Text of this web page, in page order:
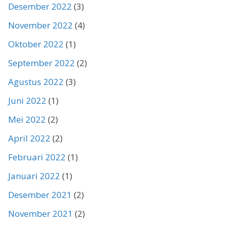
Desember 2022 (3)
November 2022 (4)
Oktober 2022 (1)
September 2022 (2)
Agustus 2022 (3)
Juni 2022 (1)
Mei 2022 (2)
April 2022 (2)
Februari 2022 (1)
Januari 2022 (1)
Desember 2021 (2)
November 2021 (2)